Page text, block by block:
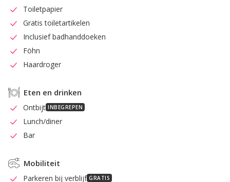
Toiletpapier
Gratis toiletartikelen
Inclusief badhanddoeken
Föhn
Haardroger
Eten en drinken
Ontbijt INBEGREPEN
Lunch/diner
Bar
Mobiliteit
Parkeren bij verblijf GRATIS